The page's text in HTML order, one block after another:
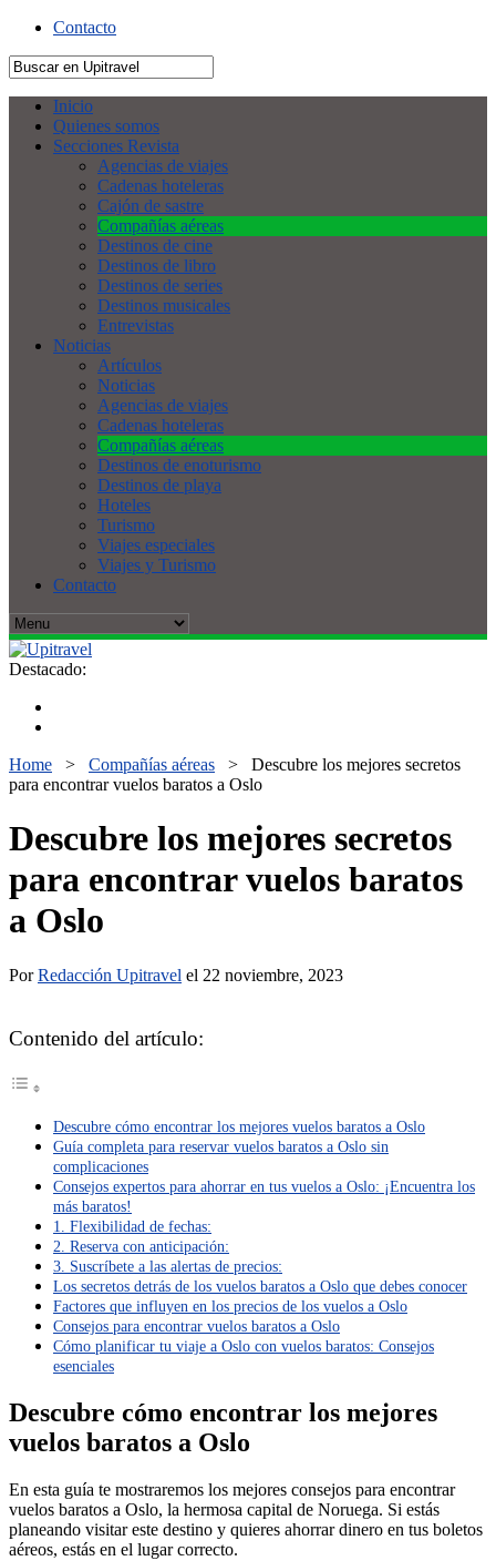
Contacto
Inicio
Quienes somos
Secciones Revista
Agencias de viajes
Cadenas hoteleras
Cajón de sastre
Compañías aéreas
Destinos de cine
Destinos de libro
Destinos de series
Destinos musicales
Entrevistas
Noticias
Artículos
Noticias
Agencias de viajes
Cadenas hoteleras
Compañías aéreas
Destinos de enoturismo
Destinos de playa
Hoteles
Turismo
Viajes especiales
Viajes y Turismo
Contacto
Destacado:
Home > Compañías aéreas > Descubre los mejores secretos
para encontrar vuelos baratos a Oslo
Descubre los mejores secretos
para encontrar vuelos baratos
a Oslo
PorRedacción Upitravel el 22 noviembre, 2023
Contenido del artículo:
Descubre cómo encontrar los mejores vuelos baratos a Oslo
Guía completa para reservar vuelos baratos a Oslo sin
complicaciones
Consejos expertos para ahorrar en tus vuelos a Oslo: ¡Encuentra los
más baratos!
1. Flexibilidad de fechas:
2. Reserva con anticipación:
3. Suscríbete a las alertas de precios:
Los secretos detrás de los vuelos baratos a Oslo que debes conocer
Factores que influyen en los precios de los vuelos a Oslo
Consejos para encontrar vuelos baratos a Oslo
Cómo planificar tu viaje a Oslo con vuelos baratos: Consejos
esenciales
Descubre cómo encontrar los mejores
vuelos baratos a Oslo
En esta guía te mostraremos los mejores consejos para encontrar
vuelos baratos a Oslo, la hermosa capital de Noruega. Si estás
planeando visitar este destino y quieres ahorrar dinero en tus boletos
aéreos, estás en el lugar correcto.